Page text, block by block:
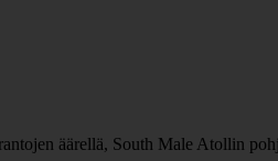
äärellä, South Male Atollin